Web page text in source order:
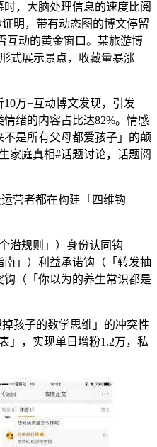
，大脑处理信息的速度比阅
明，带有动态图的博文停留
互动的黄金窗口。某旅游博
式展示景点，收藏量暴涨
万+互动博文发现，引发
情绪的内容占比达82%。情感
是所有父母都爱孩子」的颠
家庭真相#话题讨论，话题阅
营者都在构建「四维钩
潜规则」）身份认同钩
南」）利益承诺钩（「转发抽
（「你以为的养生常识都是
孩子的数学思维」的冲突性
」，实现单日增粉1.2万，私